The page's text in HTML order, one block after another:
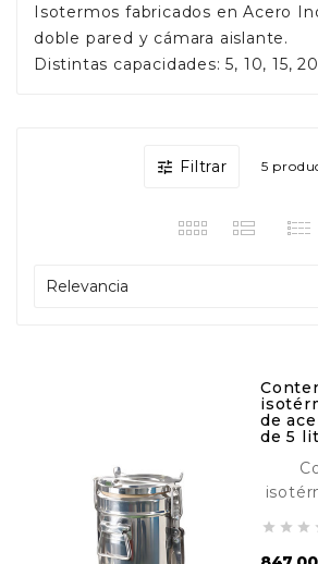
Isotermos fabricados en Acero
doble pared y cámara aislante.
Distintas capacidades: 5, 10, 15,
 Filtrar 5
Relevancia
de
de 5
  